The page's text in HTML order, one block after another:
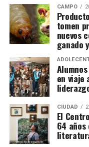
CAMPO
tomen
nuevos
ganado
en viaje
CIUDAD
El
64